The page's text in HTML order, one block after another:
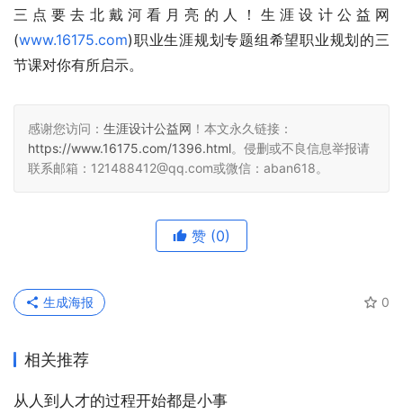
三点要去北戴河看月亮的人！生涯设计公益网
(www.16175.com)职业生涯规划专题组希望职业规划的三
节课对你有所启示。
感谢您访问： 生涯设计公益网 ！本文永久链接：
https://www.16175.com/1396.html。侵删或不良信息举报请
联系邮箱：121488412@qq.com或微信：aban618。
赞 (0)
0
生成海报
相关推荐
从人到人才的过程开始都是小事